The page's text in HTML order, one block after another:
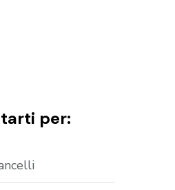
per: